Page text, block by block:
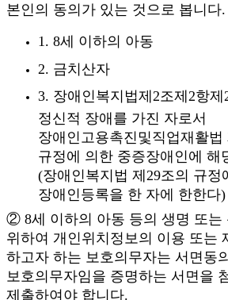
본인의 동의가 있는 것으로 봅니다.
1. 8세 이하의 아동
2. 금치산자
3. 장애인복지법제2조제2항
정신적 장애를 가진 자로서
장애인고용촉진및직업재활법
규정에 의한 중증장애인에 해
(장애인복지법 제29조의 규정
장애인등록을 한 자에 한한다)
② 8세 이하의 아동 등의 생명 또는
위하여 개인위치정보의 이용 또는
하고자 하는 보호의무자는 서면동
보호의무자임을 증명하는 서면을
제출하여야 합니다.